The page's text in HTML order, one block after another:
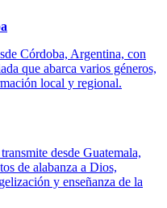
Córdoba, Argentina, con
que abarca varios géneros,
local y regional.
desde Guatemala,
de alabanza a Dios,
y enseñanza de la